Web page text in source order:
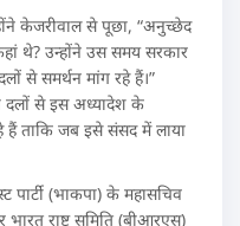
केजरीवाल से पूछा, “अनुच्छेद
थे? उन्होंने उस समय सरकार
से समर्थन मांग रहे हैं।”
दलों से इस अध्यादेश के
ताकि जब इसे संसद में लाया
(भाकपा) के महासचिव
राष्ट्र समिति (बीआरएस)